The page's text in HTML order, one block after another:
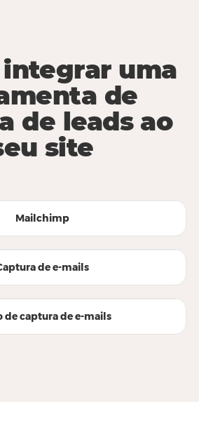
integrar uma
de
de leads ao
site
Mailchimp
de e-mails
de captura de e-mails